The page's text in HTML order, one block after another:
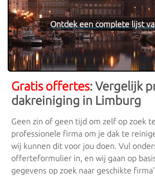
Ontdek een complete lijst
Gratis offertes: Vergelijk
dakreiniging in Limburg
Geen zin of geen tijd om zelf op zoek
professionele firma om je dak te
wij kunnen dit voor jou doen. Vul
offerteformulier in, en wij gaan op
gegevens op zoek naar geschikte